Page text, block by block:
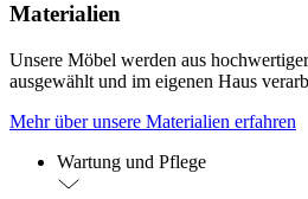
Materialien
Unsere Möbel werden aus
ausgewählt und im eigenen Haus
Mehr über unsere Materialien erfahren
Wartung und Pflege